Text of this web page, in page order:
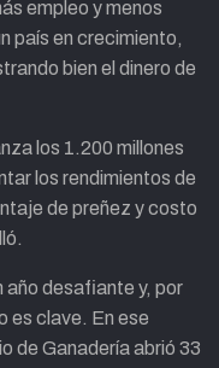
empleo y menos
país en crecimiento,
bien el dinero de
los 1.200 millones
los rendimientos de
de preñez y costo
año desafiante y, por
es clave. En ese
de Ganadería abrió 33